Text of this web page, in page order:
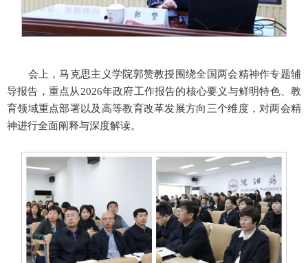
会上，马克思主义学院郭赞教授围绕全国两会精神作专题辅
导报告，重点从2026年政府工作报告的核心要义与鲜明特色、教
育领域重点部署以及高等教育改革发展方向三个维度，对两会精
神进行全面阐释与深度解读。